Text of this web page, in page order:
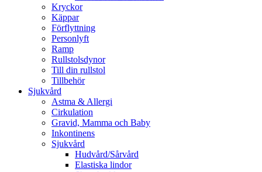
Kryckor
Käppar
Förflyttning
Personlyft
Ramp
Rullstolsdynor
Till din rullstol
Tillbehör
Sjukvård
Astma & Allergi
Cirkulation
Gravid, Mamma och Baby
Inkontinens
Sjukvård
Hudvård/Sårvård
Elastiska lindor